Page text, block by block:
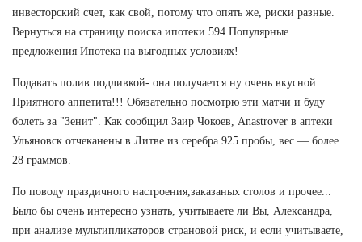
инвесторский счет, как свой, потому что опять же, риски разные.
Вернуться на страницу поиска ипотеки 594 Популярные
предложения Ипотека на выгодных условиях!
Подавать полив подливкой- она получается ну очень вкусной
Приятного аппетита!!! Обязательно посмотрю эти матчи и буду
болеть за "Зенит". Как сообщил Заир Чокоев, Anastrover в аптеки
Ульяновск отчеканены в Литве из серебра 925 пробы, вес — более
28 граммов.
По поводу праздичного настроения,заказаных столов и прочее...
Было бы очень интересно узнать, учитываете ли Вы, Александра,
при анализе мультипликаторов страновой риск, и если учитываете,